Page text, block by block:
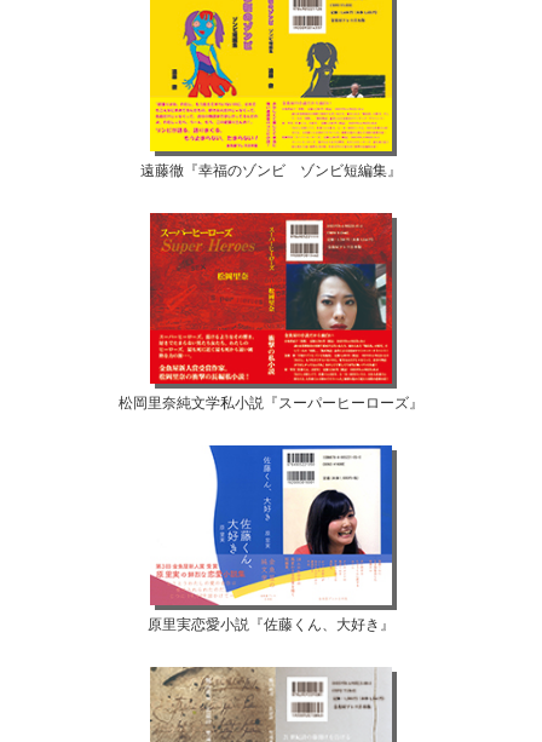
遠藤徹『幸福のゾンビ ゾンビ短編集』
松岡里奈純文学私小説『スーパーヒーローズ』
原里実恋愛小説『佐藤くん、大好き』